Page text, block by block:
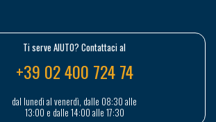
Ti serve AIUTO? Contattaci al
+39 02 400 724 74
dal lunedì al venerdì, dalle 08:30 alle
13:00 e dalle 14:00 alle 17:30